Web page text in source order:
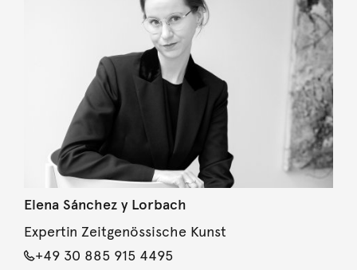
Elena Sánchez y Lorbach
Expertin Zeitgenössische Kunst
+49 30 885 915 4495